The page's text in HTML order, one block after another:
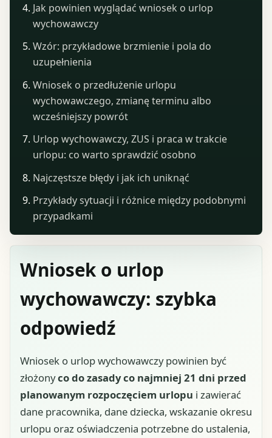
Wniosek o urlop
wychowawczy: szybka
odpowiedź
Wniosek o urlop wychowawczy powinien być
złożonyco do zasady co najmniej 21 dni przed
planowanym rozpoczęciem urlopu i zawierać
dane pracownika, dane dziecka, wskazanie okresu
urlopu oraz oświadczenia potrzebne do ustalenia,
Jak powinien wyglądać wniosek o urlop
wychowawczy
Wzór: przykładowe brzmienie i pola do
uzupełnienia
Wniosek o przedłużenie urlopu
wychowawczego, zmianę terminu albo
wcześniejszy powrót
Urlop wychowawczy, ZUS i praca w trakcie
urlopu: co warto sprawdzić osobno
Najczęstsze błędy i jak ich uniknąć
Przykłady sytuacji i różnice między podobnymi
przypadkami